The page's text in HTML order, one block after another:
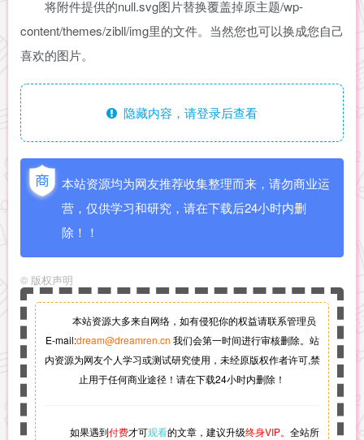
将附件提供的null.svg图片替换覆盖掉原主题/wp-
content/themes/zibll/img里的文件。当然您也可以换成您自己
喜欢的图片。
隐藏内容，请登录后查看
本站资源均为网友推荐收集整理而来，请勿商业运
营，仅供学习和研究，请在下载后24小时内删
除！！
© 版权声明
本站资源大多来自网络，如有侵犯你的权益请联系管理员
E-mail:dream@dreamren.cn 我们会第一时间进行审核删除。站
内资源为网友个人学习或测试研究使用，未经原版权作者许可,禁
止用于任何商业途径！请在下载24小时内删除！
如果遇到付费才可观看的文章，建议升级终身VIP。 全站所